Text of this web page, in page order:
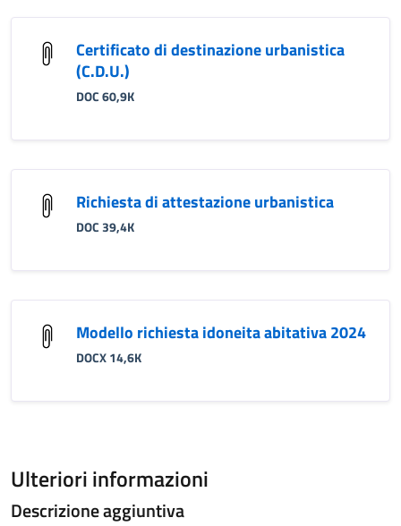
Certificato di destinazione urbanistica
(C.D.U.)
DOC 60,9K
Richiesta di attestazione urbanistica
DOC 39,4K
Modello richiesta idoneita abitativa 2024
DOCX 14,6K
Ulteriori informazioni
Descrizione aggiuntiva